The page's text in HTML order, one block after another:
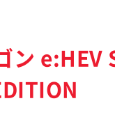
ン e:HEV